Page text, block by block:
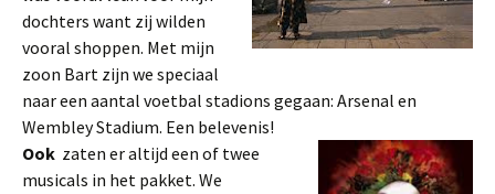
dochters want zij wilden
vooral shoppen. Met mijn
zoon Bart zijn we speciaal
naar een aantal voetbal stadions gegaan: Arsenal en
Wembley Stadium. Een belevenis!
Ook zaten er altijd een of twee
musicals in het pakket. We